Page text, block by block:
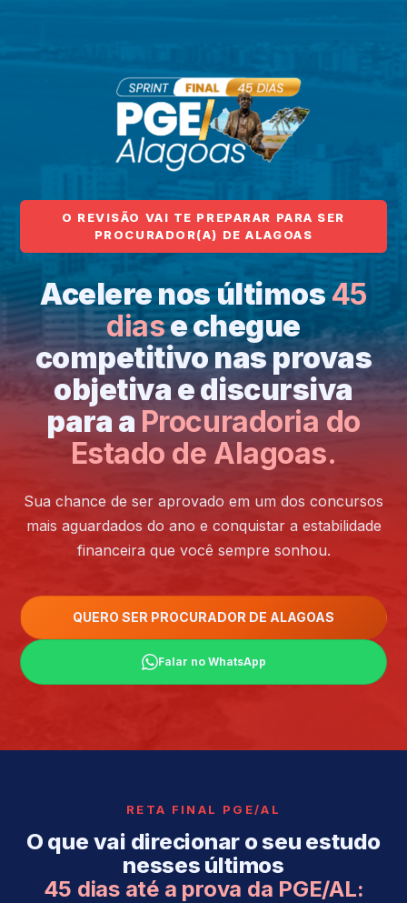
O REVISÃO VAI TE PREPARAR PARA SER
PROCURADOR(A) DE ALAGOAS
Acelere nos últimos45
diase chegue
competitivo nas provas
objetiva e discursiva
para a Procuradoria do
Estado de Alagoas.
Sua chance de ser aprovado em um dos concursos
mais aguardados do ano e conquistar a estabilidade
financeira que você sempre sonhou.
QUERO SER PROCURADOR DE ALAGOAS
Falar no WhatsApp
RETA FINAL PGE/AL
O que vai direcionar o seu estudo
nesses últimos
45 dias até a prova da PGE/AL: